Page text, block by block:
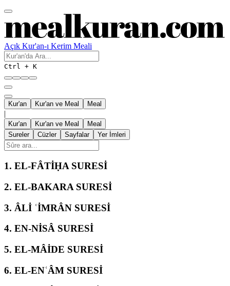
Açık Kur'an-ı Kerim Meali
Ctrl + K
Kur'an Kur'an ve Meal Meal
|
Kur'an Kur'an ve Meal
Meal
Sureler
Cüzler Sayfalar Yer İmleri
1. EL-FÂTİḤA SURESİ
2. EL-BAKARA SURESİ
3. ÂLİ ʿİMRÂN SURESİ
4. EN-NİSÂ SURESİ
5. EL-MÂİDE SURESİ
6. EL-ENʿÂM SURESİ